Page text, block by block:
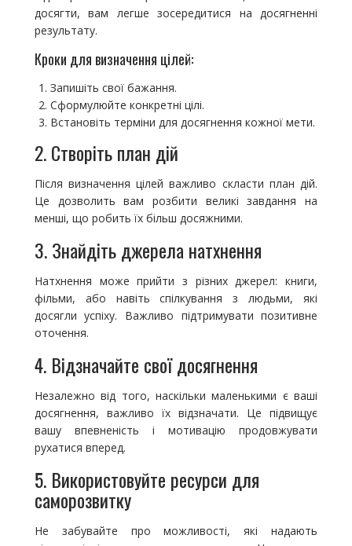
досягти, вам легше зосередитися на досягненні
результату.
Кроки для визначення цілей:
Запишіть свої бажання.
Сформулюйте конкретні цілі.
Встановіть терміни для досягнення кожної мети.
2. Створіть план дій
Після визначення цілей важливо скласти план дій.
Це дозволить вам розбити великі завдання на
менші, що робить їх більш досяжними.
3. Знайдіть джерела натхнення
Натхнення може прийти з різних джерел: книги,
фільми, або навіть спілкування з людьми, які
досягли успіху. Важливо підтримувати позитивне
оточення.
4. Відзначайте свої досягнення
Незалежно від того, наскільки маленькими є ваші
досягнення, важливо їх відзначати. Це підвищує
вашу впевненість і мотивацію продовжувати
рухатися вперед.
5. Використовуйте ресурси для
саморозвитку
Не забувайте про можливості, які надають